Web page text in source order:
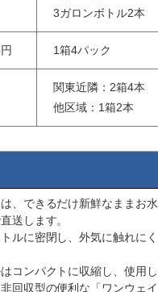
3ガロンボトル2本
1箱4パック
関東近隣：2箱4本
他区域：1箱2本
、できるだけ新鮮なままお水
送します。
ルに密閉し、外気に触れにく
コンパクトに収縮し、使用し
回収型の便利な「ワンウェイ